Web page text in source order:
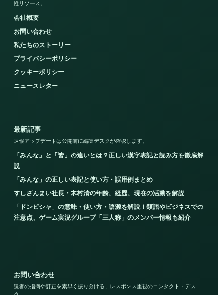
性リソース。
会社概要
お問い合わせ
私たちのストーリー
プライバシーポリシー
クッキーポリシー
ニュースレター
最新記事
速報アップデートは公開前に編集デスクが確認します。
「みんな」と「皆」の違いとは？正しい漢字表記と読み方を徹底解
説
「みんな」の正しい表記と使い方・誤用例まとめ
すしざんまい社長・木村清の年齢、経歴、現在の活動を解説
「ドンピシャ」の意味・使い方・語源を解説！類語やビジネスでの
注意点、ゲーム実況グループ「三人称」のメンバー情報も紹介
お問い合わせ
読者の指摘や訂正を素早く振り分ける、レスポンス重視のコンタクト・デス